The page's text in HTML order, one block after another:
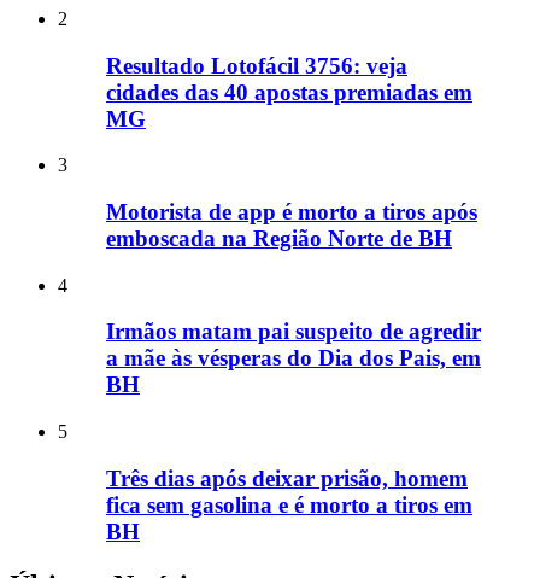
2
Resultado Lotofácil 3756: veja
cidades das 40 apostas premiadas em
MG
3
Motorista de app é morto a tiros após
emboscada na Região Norte de BH
4
Irmãos matam pai suspeito de agredir
a mãe às vésperas do Dia dos Pais, em
BH
5
Três dias após deixar prisão, homem
fica sem gasolina e é morto a tiros em
BH